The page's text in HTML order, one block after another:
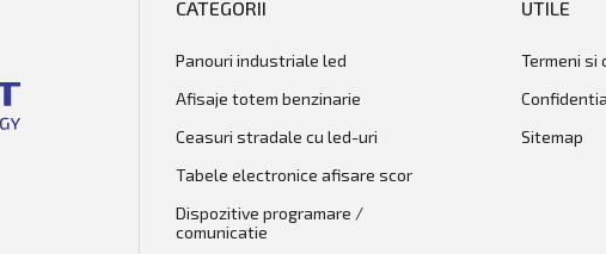
CATEGORII
panouri industriale led
afisaje totem benzinarie
ceasuri stradale cu led-uri
tabele electronice afisare scor
dispozitive programare /
comunicatie
UTILE
Termeni si
Sitemap